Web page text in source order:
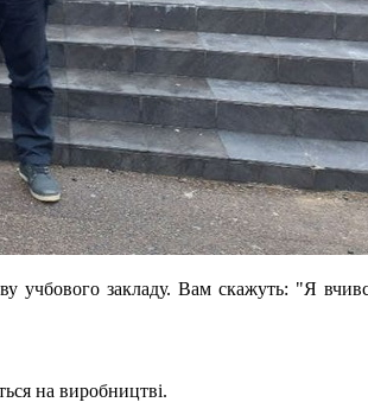
учбового закладу. Вам скажуть: "Я
на виробництві.